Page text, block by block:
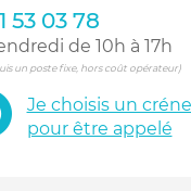
53 03 78
de 10h à 17h
un poste fixe, hors coût opérateur)
Je choisis un
pour être appelé